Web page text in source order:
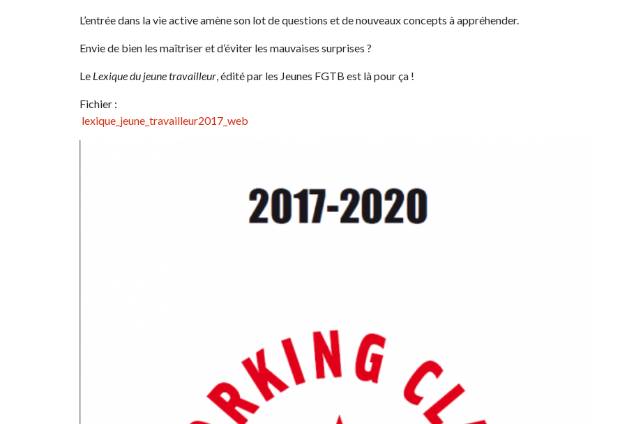
L’entrée dans la vie active amène son lot de questions et de nouveaux concepts à appréhender.
Envie de bien les maîtriser et d’éviter les mauvaises surprises ?
Le Lexique du jeune travailleur, édité par les Jeunes FGTB est là pour ça !
Fichier :
lexique_jeune_travailleur2017_web